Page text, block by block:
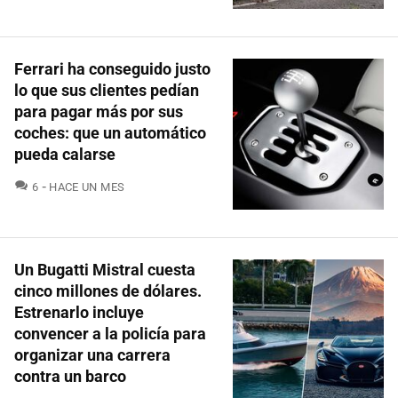
Ferrari ha conseguido justo
lo que sus clientes pedían
para pagar más por sus
coches: que un automático
pueda calarse
6 COMENTARIOS
HACE UN MES
Un Bugatti Mistral cuesta
cinco millones de dólares.
Estrenarlo incluye
convencer a la policía para
organizar una carrera
contra un barco